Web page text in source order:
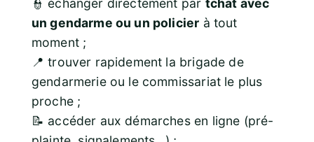
👮 échanger directement par tchat avec
un gendarme ou un policier à tout
moment ;
📍 trouver rapidement la brigade de
gendarmerie ou le commissariat le plus
proche ;
📝 accéder aux démarches en ligne (pré-